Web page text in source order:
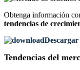
Obtenga información
tendencias de
Tendencias del